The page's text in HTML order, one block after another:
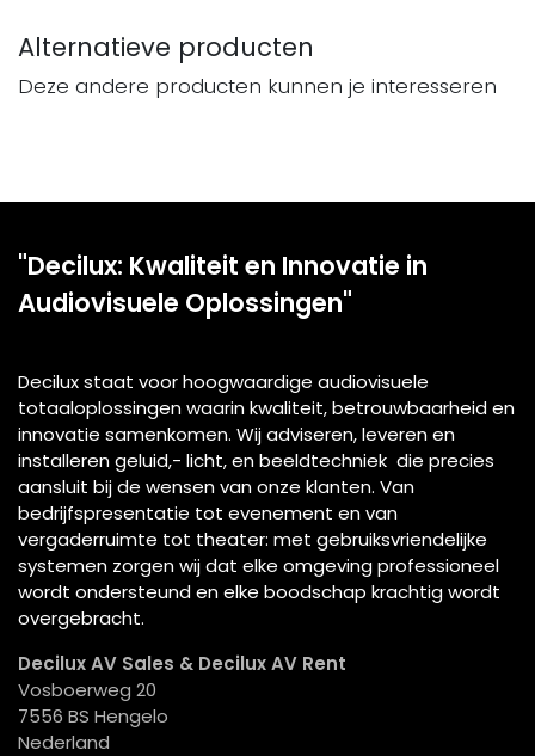
Alternatieve producten
Deze andere producten kunnen je interesseren
"Decilux: Kwaliteit en Innovatie in
Audiovisuele Oplossingen"
Decilux staat voor hoogwaardige audiovisuele
totaaloplossingen waarin kwaliteit, betrouwbaarheid en
innovatie samenkomen. Wij adviseren, leveren en
installeren geluid,- licht, en beeldtechniek die precies
aansluit bij de wensen van onze klanten. Van
bedrijfspresentatie tot evenement en van
vergaderruimte tot theater: met gebruiksvriendelijke
systemen zorgen wij dat elke omgeving professioneel
wordt ondersteund en elke boodschap krachtig wordt
overgebracht.
Decilux AV Sales & Decilux AV Rent
Vosboerweg 20
7556 BS Hengelo
Nederland